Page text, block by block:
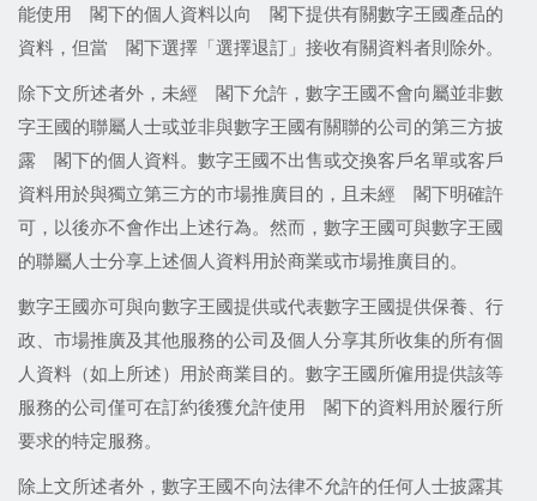
能使用 閣下的個人資料以向 閣下提供有關數字王國產品的
資料，但當 閣下選擇「選擇退訂」接收有關資料者則除外。
除下文所述者外，未經 閣下允許，數字王國不會向屬並非數
字王國的聯屬人士或並非與數字王國有關聯的公司的第三方披
露 閣下的個人資料。數字王國不出售或交換客戶名單或客戶
資料用於與獨立第三方的市場推廣目的，且未經 閣下明確許
可，以後亦不會作出上述行為。然而，數字王國可與數字王國
的聯屬人士分享上述個人資料用於商業或市場推廣目的。
數字王國亦可與向數字王國提供或代表數字王國提供保養、行
政、市場推廣及其他服務的公司及個人分享其所收集的所有個
人資料（如上所述）用於商業目的。數字王國所僱用提供該等
服務的公司僅可在訂約後獲允許使用 閣下的資料用於履行所
要求的特定服務。
除上文所述者外，數字王國不向法律不允許的任何人士披露其